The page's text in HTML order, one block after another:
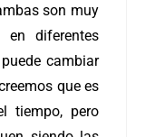
son muy
diferentes
cambiar
que es
tiempo, pero